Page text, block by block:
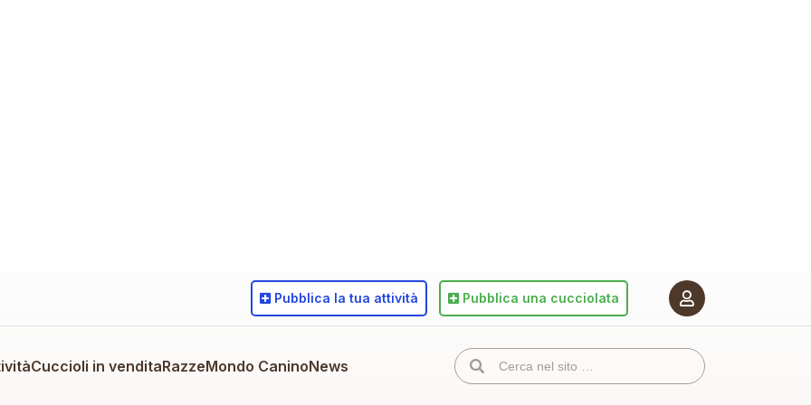
Cuccioli in venditaRazzeMondo CaninoNews
Pubblica la tua attività Pubblica una cucciolata